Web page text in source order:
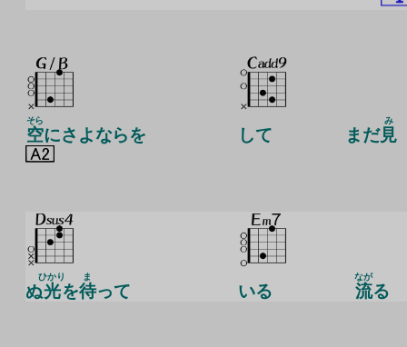
空
そら
にさよならを して まだ見
み
ぬ光
ひかり
を待
ま
って いる 流
なが
る